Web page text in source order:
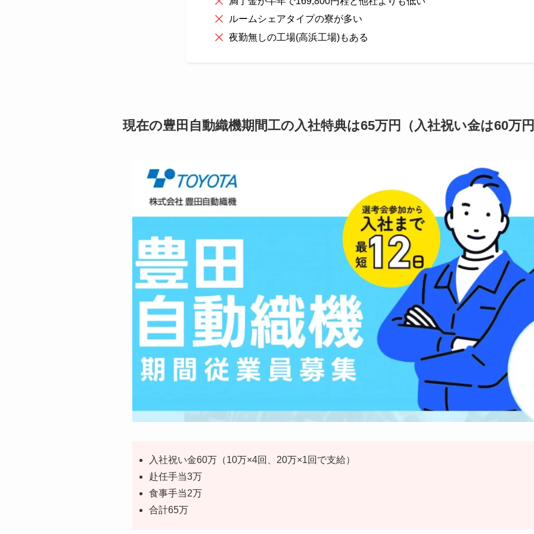
ルームシェアタイプの寮が多い
夜勤無しの工場(高浜工場)もある
現在の豊田自動織機期間工の入社特典は65万円（入社祝い金は60万
入社祝い金60万（10万×4回、20万×1回で支給）
赴任手当3万
食事手当2万
合計65万